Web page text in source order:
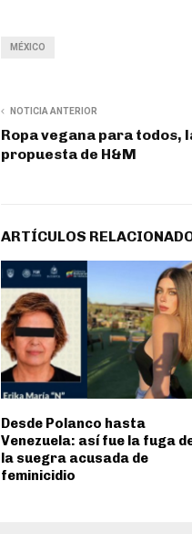
MÉXICO
NOTICIA ANTERIOR
Ropa vegana para todos,
propuesta de H&M
ARTÍCULOS
Desde Polanco hasta
Venezuela: así fue la fuga
la suegra acusada de
feminicidio